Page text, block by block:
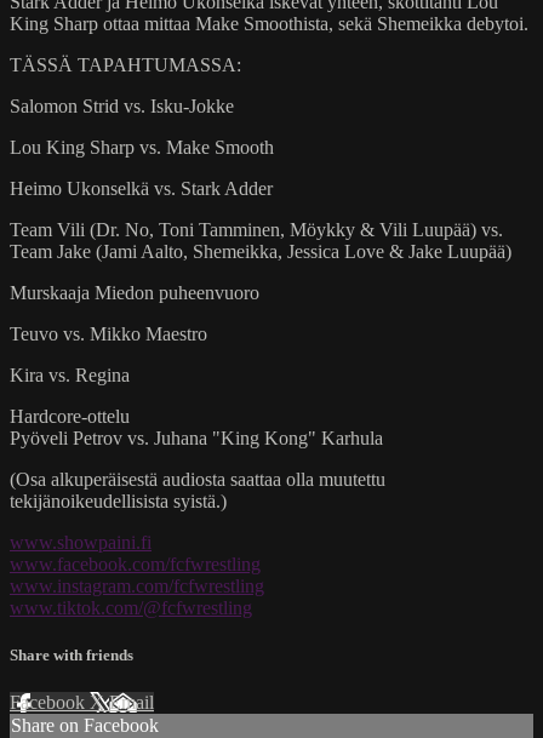
King Sharp ottaa mittaa Make Smoothista, sekä Shemeikka debytoi.
TÄSSÄ TAPAHTUMASSA:
Salomon Strid vs. Isku-Jokke
Lou King Sharp vs. Make Smooth
Heimo Ukonselkä vs. Stark Adder
Team Vili (Dr. No, Toni Tamminen, Möykky & Vili Luupää) vs.
Team Jake (Jami Aalto, Shemeikka, Jessica Love & Jake Luupää)
Murskaaja Miedon puheenvuoro
Teuvo vs. Mikko Maestro
Kira vs. Regina
Hardcore-ottelu
Pyöveli Petrov vs. Juhana "King Kong" Karhula
(Osa alkuperäisestä audiosta saattaa olla muutettu
tekijänoikeudellisista syistä.)
www.showpaini.fi
www.facebook.com/fcfwrestling
www.instagram.com/fcfwrestling
www.tiktok.com/@fcfwrestling
Share with friends
Facebook XEmail
Share on Facebook